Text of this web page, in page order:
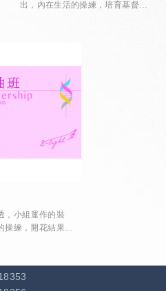
出，內在生活的操練，培育基督真
，小組運作的裝
操練，開花結果的